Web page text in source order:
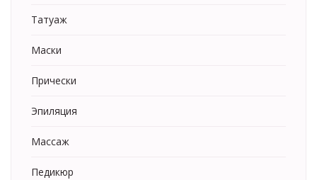
Татуаж
Маски
Прически
Эпиляция
Массаж
Педикюр